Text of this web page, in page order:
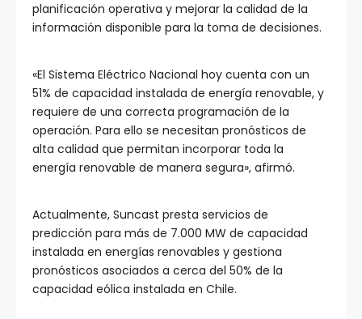
planificación operativa y mejorar la calidad de la
información disponible para la toma de decisiones.
«El Sistema Eléctrico Nacional hoy cuenta con un
51% de capacidad instalada de energía renovable, y
requiere de una correcta programación de la
operación. Para ello se necesitan pronósticos de
alta calidad que permitan incorporar toda la
energía renovable de manera segura», afirmó.
Actualmente, Suncast presta servicios de
predicción para más de 7.000 MW de capacidad
instalada en energías renovables y gestiona
pronósticos asociados a cerca del 50% de la
capacidad eólica instalada en Chile.